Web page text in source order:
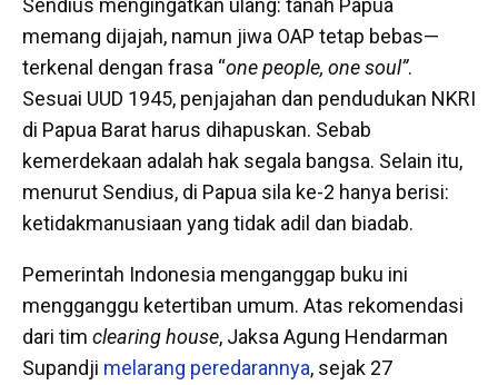
Sendius mengingatkan ulang: tanah Papua
memang dijajah, namun jiwa OAP tetap bebas—
terkenal dengan frasa “one people, one soul”.
Sesuai UUD 1945, penjajahan dan pendudukan NKRI
di Papua Barat harus dihapuskan. Sebab
kemerdekaan adalah hak segala bangsa. Selain itu,
menurut Sendius, di Papua sila ke-2 hanya berisi:
ketidakmanusiaan yang tidak adil dan biadab.
Pemerintah Indonesia menganggap buku ini
mengganggu ketertiban umum. Atas rekomendasi
dari tim clearing house, Jaksa Agung Hendarman
Supandji melarang peredarannya, sejak 27